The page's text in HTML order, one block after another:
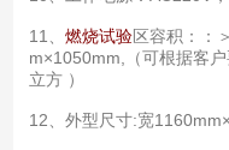
11、 燃烧试验区容积：：
m×1050mm,（可根据客
立方 ）
12、外型尺寸:宽